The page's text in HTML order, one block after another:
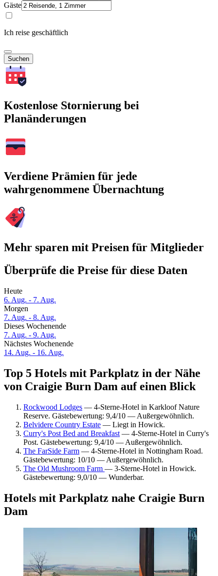
Gäste
Ich reise geschäftlich
Suchen
Kostenlose Stornierung bei
Planänderungen
Verdiene Prämien für jede
wahrgenommene Übernachtung
Mehr sparen mit Preisen für Mitglieder
Überprüfe die Preise für diese Daten
Heute
6. Aug. - 7. Aug.
Morgen
7. Aug. - 8. Aug.
Dieses Wochenende
7. Aug. - 9. Aug.
Nächstes Wochenende
14. Aug. - 16. Aug.
Top 5 Hotels mit Parkplatz in der Nähe
von Craigie Burn Dam auf einen Blick
Rockwood Lodges — 4-Sterne-Hotel in Karkloof Nature
Reserve. Gästebewertung: 9,4/10 — Außergewöhnlich.
Belvidere Country Estate — Liegt in Howick.
Curry's Post Bed and Breakfast — 4-Sterne-Hotel in Curry's
Post. Gästebewertung: 9,4/10 — Außergewöhnlich.
The FarSide Farm — 4-Sterne-Hotel in Nottingham Road.
Gästebewertung: 10/10 — Außergewöhnlich.
The Old Mushroom Farm — 3-Sterne-Hotel in Howick.
Gästebewertung: 9,0/10 — Wunderbar.
Hotels mit Parkplatz nahe Craigie Burn
Dam